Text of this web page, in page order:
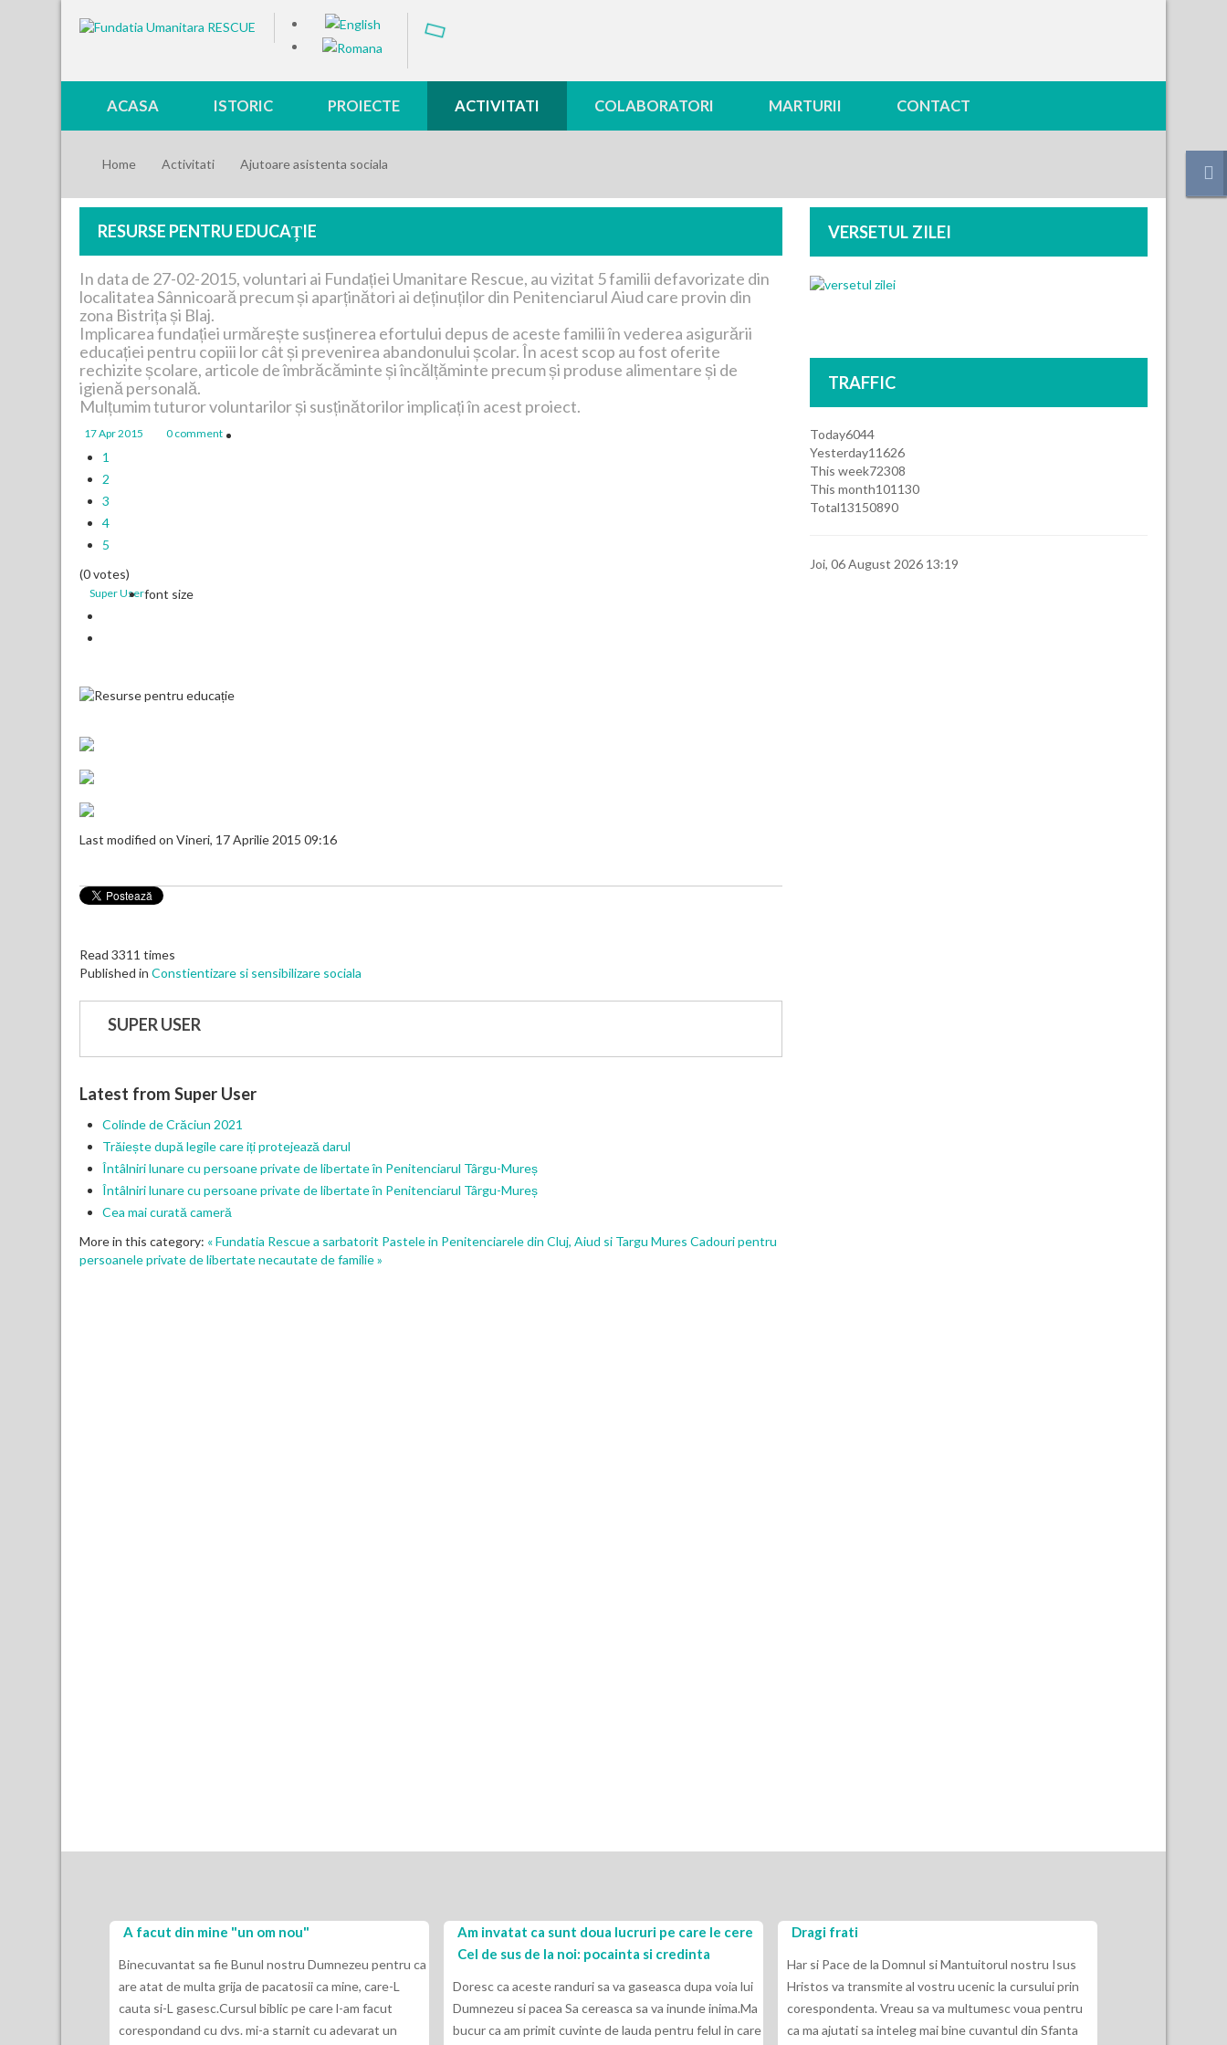
ACASA ISTORIC PROIECTE ACTIVITATI COLABORATORI MARTURII CONTACT
Home Activitati Ajutoare asistenta sociala
RESURSE PENTRU EDUCAȚIE
In data de 27-02-2015, voluntari ai Fundației Umanitare Rescue, au vizitat 5 familii defavorizate din
localitatea Sânnicoară precum și aparținători ai deținuților din Penitenciarul Aiud care provin din
zona Bistrița și Blaj.
Implicarea fundației urmărește susținerea efortului depus de aceste familii în vederea asigurării
educației pentru copiii lor cât și prevenirea abandonului școlar. În acest scop au fost oferite
rechizite școlare, articole de îmbrăcăminte și încălțăminte precum și produse alimentare și de
igienă personală.
Mulțumim tuturor voluntarilor și susținătorilor implicați în acest proiect.
17 Apr 2015 0 comment
1
2
3
4
5
(0 votes)
Super Userfont size
Last modified on Vineri, 17 Aprilie 2015 09:16
Read 3311 times
Published in Constientizare si sensibilizare sociala
SUPER USER
Latest from Super User
Colinde de Crăciun 2021
Trăiește după legile care iți protejează darul
Întâlniri lunare cu persoane private de libertate în Penitenciarul Târgu-Mureș
Întâlniri lunare cu persoane private de libertate în Penitenciarul Târgu-Mureș
Cea mai curată cameră
More in this category: « Fundatia Rescue a sarbatorit Pastele in Penitenciarele din Cluj, Aiud si Targu Mures Cadouri pentru
persoanele private de libertate necautate de familie »
VERSETUL ZILEI
TRAFFIC
Today6044
Yesterday11626
This week72308
This month101130
Total13150890
Joi, 06 August 2026 13:19
A facut din mine "un om nou"
Binecuvantat sa fie Bunul nostru Dumnezeu pentru ca
are atat de multa grija de pacatosii ca mine, care-L
cauta si-L gasesc.Cursul biblic pe care l-am facut
corespondand cu dvs. mi-a starnit cu adevarat un
Am invatat ca sunt doua lucruri pe care le cere
Cel de sus de la noi: pocainta si credinta
Doresc ca aceste randuri sa va gaseasca dupa voia lui
Dumnezeu si pacea Sa cereasca sa va inunde inima.Ma
bucur ca am primit cuvinte de lauda pentru felul in care
Dragi frati
Har si Pace de la Domnul si Mantuitorul nostru Isus
Hristos va transmite al vostru ucenic la cursului prin
corespondenta. Vreau sa va multumesc voua pentru
ca ma ajutati sa inteleg mai bine cuvantul din Sfanta